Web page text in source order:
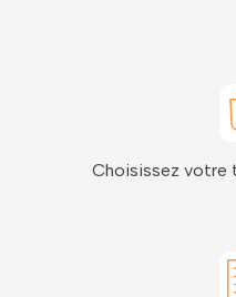
Choisissez votre